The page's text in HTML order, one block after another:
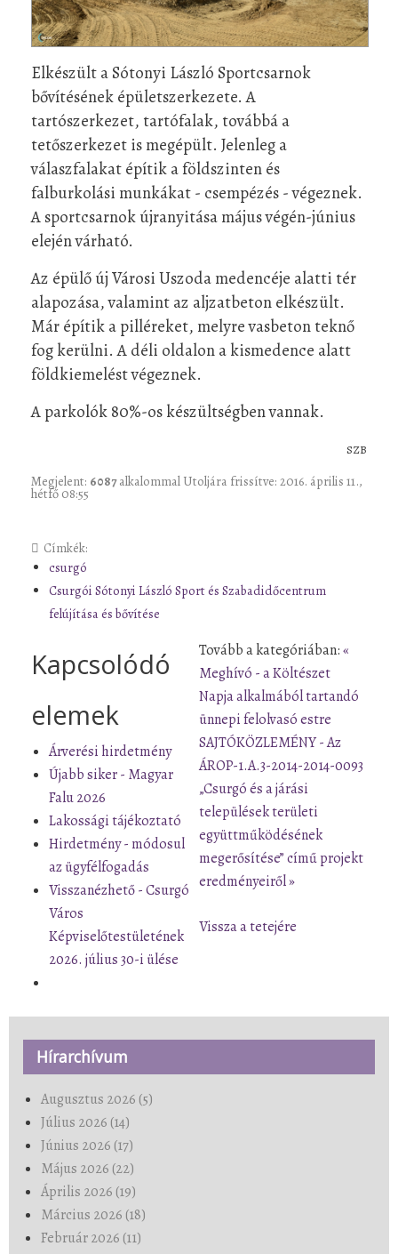
Elkészült a Sótonyi László Sportcsarnok
bővítésének épületszerkezete. A
tartószerkezet, tartófalak, továbbá a
tetőszerkezet is megépült. Jelenleg a
válaszfalakat építik a földszinten és
falburkolási munkákat - csempézés - végeznek.
A sportcsarnok újranyitása május végén-június
elején várható.
Az épülő új Városi Uszoda medencéje alatti tér
alapozása, valamint az aljzatbeton elkészült.
Már építik a pilléreket, melyre vasbeton teknő
fog kerülni. A déli oldalon a kismedence alatt
földkiemelést végeznek.
A parkolók 80%-os készültségben vannak.
SZB
Megjelent: 6087alkalommal Utoljára frissítve: 2016. április 11.,
hétfő 08:55
Címkék:
csurgó
Csurgói Sótonyi László Sport és Szabadidőcentrum
felújítása és bővítése
Kapcsolódó
elemek
Árverési hirdetmény
Újabb siker - Magyar
Falu 2026
Lakossági tájékoztató
Hirdetmény - módosul
az ügyfélfogadás
Visszanézhető - Csurgó
Város
Képviselőtestületének
2026. július 30-i ülése
Tovább a kategóriában:«
Meghívó - a Költészet
Napja alkalmából tartandó
ünnepi felolvasó estre
SAJTÓKÖZLEMÉNY - Az
ÁROP-1.A.3-2014-2014-0093
„Csurgó és a járási
települések területi
együttműködésének
megerősítése” című projekt
eredményeiről »
Vissza a tetejére
Hírarchívum
Augusztus 2026 (5)
Július 2026 (14)
Június 2026 (17)
Május 2026 (22)
Április 2026 (19)
Március 2026 (18)
Február 2026 (11)